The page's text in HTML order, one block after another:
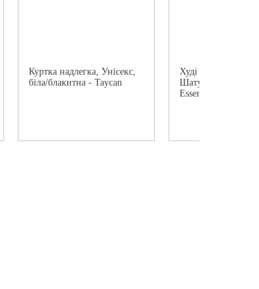
Куртка надлегка, Унісекс,
біла/блакитна - Taycan
Худі чоловічий
Шатун 911
Essential